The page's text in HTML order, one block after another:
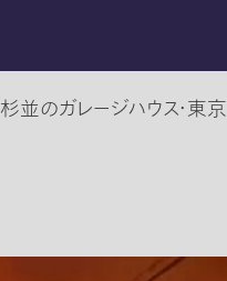
杉並のガレージハウス・東京